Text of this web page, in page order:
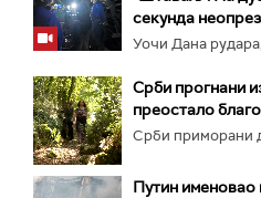
секунда
Уочи Дана
Срби прогнани
преостало благо
Срби приморани
Путин